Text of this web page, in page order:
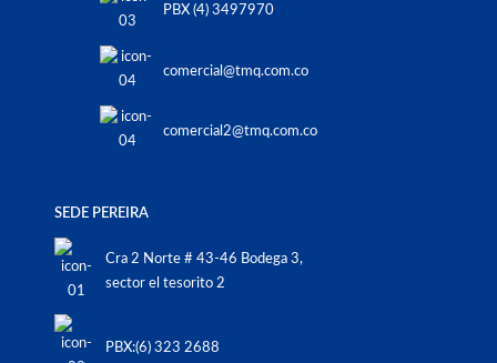
PBX (4) 3497970
comercial@tmq.com.co
comercial2@tmq.com.co
SEDE PEREIRA
Cra 2 Norte # 43-46 Bodega 3,
sector el tesorito 2
PBX:(6) 323 2688